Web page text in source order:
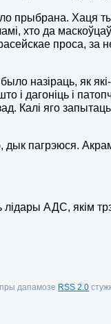
прыбрана. Хаця
хто да
проса, за
назіраць, як
і дагоніць і
Калі яго
пагрэюся.
АДС, якім
дапамозе RSS 2.0